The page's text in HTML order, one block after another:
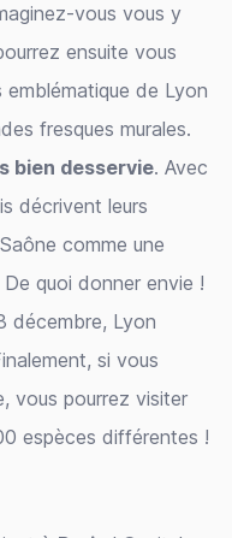
vous vous y
ensuite vous
emblématique de Lyon
fresques murales.
bien desservie. Avec
décrivent leurs
comme une
De quoi donner envie !
décembre, Lyon
si vous
vous pourrez visiter
espèces différentes !